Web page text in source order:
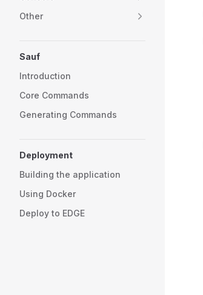
Other
Sauf
Introduction
Core Commands
Generating Commands
Deployment
Building the application
Using Docker
Deploy to EDGE